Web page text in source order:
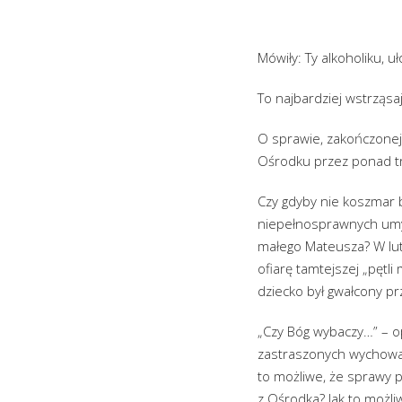
Mówiły: Ty alkoholiku,
To najbardziej
O sprawie,
Ośrodku przez ponad
Czy gdyby nie
niepełnosprawnych
małego Mateusza? W
ofiarę tamtejszej „pętli
dziecko był gwałcony
„Czy Bóg wybaczy…”
zastraszonych
to możliwe, że sprawy
z Ośrodka? Jak to